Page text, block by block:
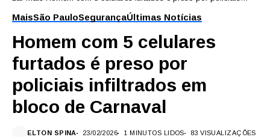
MaisSão PauloSegurançaÚltimas Notícias
Homem com 5 celulares
furtados é preso por
policiais infiltrados em
bloco de Carnaval
ELTON SPINA 23/02/2026 1 MINUTOS LIDOS 83 VISUALIZAÇÕES